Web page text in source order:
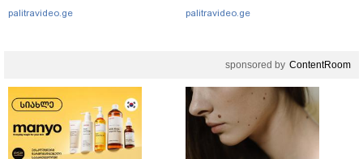
palitravideo.ge
რომ..."
palitravideo.ge
sponsored by ContentRoom